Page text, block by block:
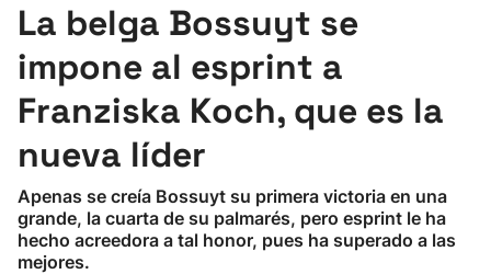
Pelota
Remo
Ciclismo
La belga Bossuyt se
impone al esprint a
Franziska Koch, que es la
nueva líder
Apenas se creía Bossuyt su primera victoria en una
grande, la cuarta de su palmarés, pero esprint le ha
hecho acreedora a tal honor, pues ha superado a las
mejores.